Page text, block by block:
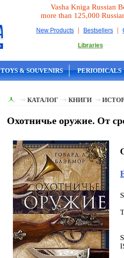
Vasha Kniga Russian
more than 125,000
New Products | Bestsellers |
Libraries
TOYS & SOUVENIRS PERIODICALS
КАТАЛОГ КНИГИ
Охотничье оружие. От